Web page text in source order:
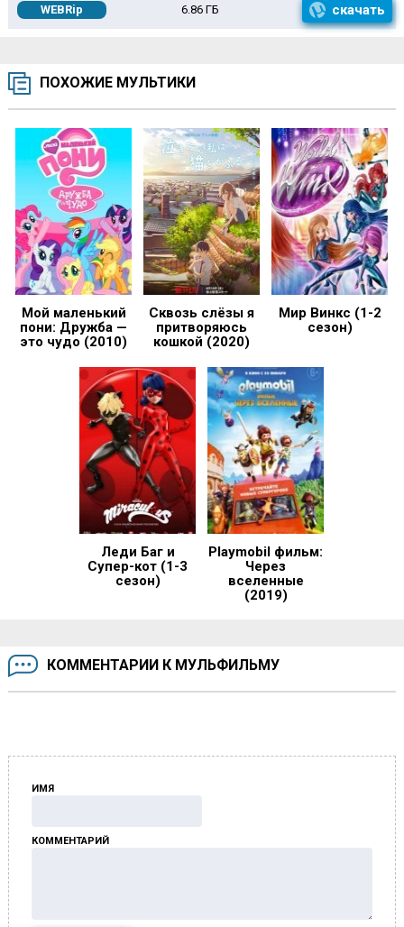
WEBRip 6.86 ГБ скачать
ПОХОЖИЕ МУЛЬТИКИ
Мой маленький
пони: Дружба —
это чудо (2010)
Сквозь слёзы я
притворяюсь
кошкой (2020)
Мир Винкс (1-2
сезон)
Леди Баг и
Супер-кот (1-3
сезон)
Playmobil фильм:
Через
вселенные
(2019)
КОММЕНТАРИИ К МУЛЬФИЛЬМУ
ИМЯ
КОММЕНТАРИЙ